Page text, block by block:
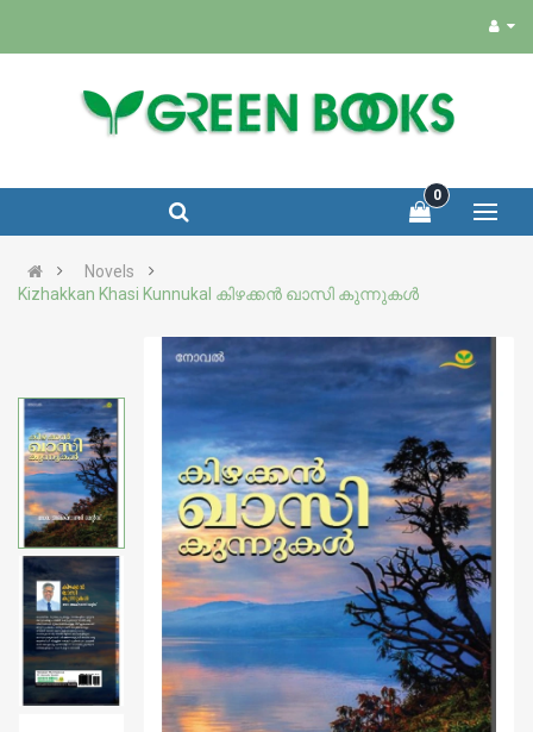
0
Novels
Kizhakkan Khasi Kunnukal കിഴക്കന്‍ ഖാസി കുന്നുകള്‍